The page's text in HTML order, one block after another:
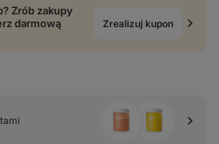
Zrób zakupy
darmową
Zrealizuj kupon